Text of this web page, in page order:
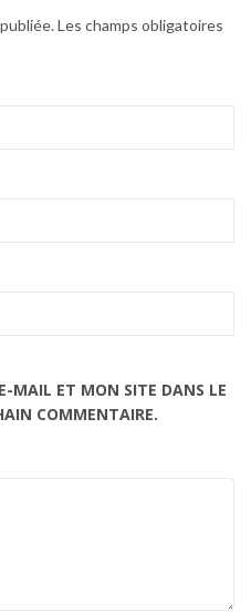
Les champs obligatoires
MAIL ET MON SITE DANS LE
COMMENTAIRE.